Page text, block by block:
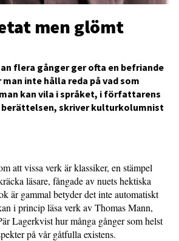
men glömt
flera gånger ger ofta en befriande
inte hålla reda på vad som
kan vila i språket, i författarens
skriver kulturkolumnist
att vissa verk är klassiker, en stämpel
läsare, fångade av nuets hektiska
är gammal betyder det inte automatiskt
i princip läsa verk av Thomas Mann,
Lagerkvist hur många gånger som helst
på vår gåtfulla existens.